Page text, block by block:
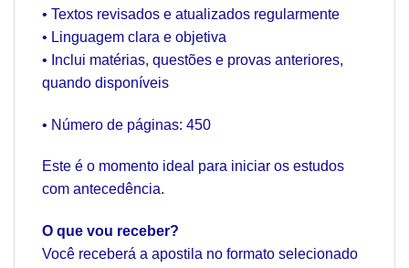
• Textos revisados e atualizados regularmente
• Linguagem clara e objetiva
• Inclui matérias, questões e provas anteriores,
quando disponíveis
• Número de páginas: 450
Este é o momento ideal para iniciar os estudos
com antecedência.
O que vou receber?
Você receberá a apostila no formato selecionado